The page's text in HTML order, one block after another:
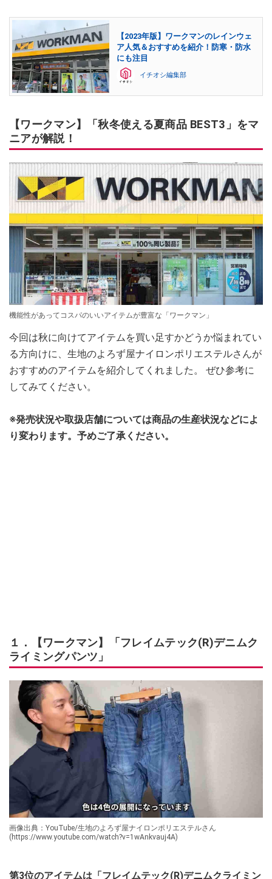
【2023年版】ワークマンのレインウェ
ア人気＆おすすめを紹介！防寒・防水
にも注目
イチオシ編集部
【ワークマン】「秋冬使える夏商品 BEST3」をマ
ニアが解説！
機能性があってコスパのいいアイテムが豊富な「ワークマン」
今回は秋に向けてアイテムを買い足すかどうか悩まれてい
る方向けに、生地のよろず屋ナイロンポリエステルさんが
おすすめのアイテムを紹介してくれました。 ぜひ参考に
してみてください。
※発売状況や取扱店舗については商品の生産状況などによ
り変わります。予めご了承ください。
１．【ワークマン】「フレイムテック(R)デニムク
ライミングパンツ」
画像出典：YouTube/生地のよろず屋ナイロンポリエステルさん
(https://www.youtube.com/watch?v=1wAnkvauj4A)
第3位のアイテムは「フレイムテック(R)デニムクライミン